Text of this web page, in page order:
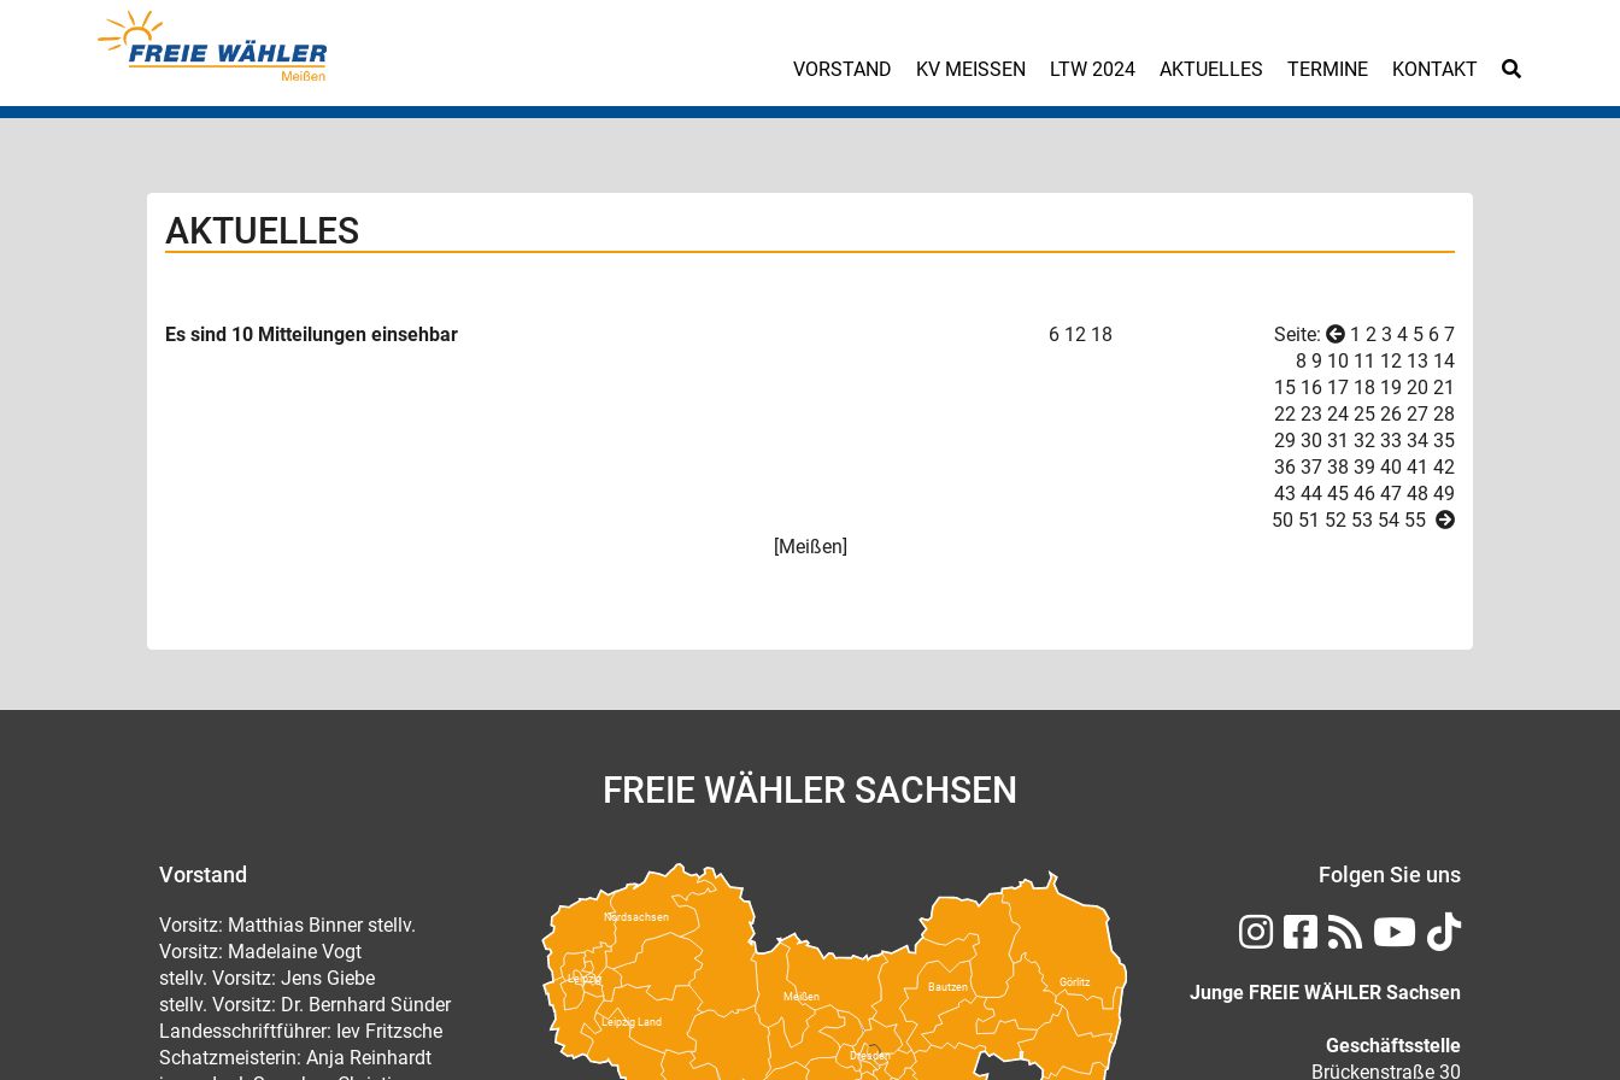
VORSTAND KV MEISSEN LTW 2024 AKTUELLES TERMINE KONTAKT
AKTUELLES
Es sind 10 Mitteilungen einsehbar 6 12 18 Seite: 1 2 3 4 5 6 7
8 9 10 11 12 13 14
15 16 17 18 19 20 21
22 23 24 25 26 27 28
29 30 31 32 33 34 35
36 37 38 39 40 41 42
43 44 45 46 47 48 49
50 51 52 53 54 55
[Meißen]
FREIE WÄHLER SACHSEN
Vorstand
Vorsitz: Matthias Binner stellv.
Vorsitz: Madelaine Vogt
stellv. Vorsitz: Jens Giebe
stellv. Vorsitz: Dr. Bernhard Sünder
Landesschriftführer: Iev Fritzsche
Schatzmeisterin: Anja Reinhardt
Bautzen Görlitz
Leipzig
Leipzig Land
Meißen
Nordsachsen
Dresden
Folgen Sie uns
Junge FREIE WÄHLER Sachsen
Geschäftsstelle
Brückenstraße 30